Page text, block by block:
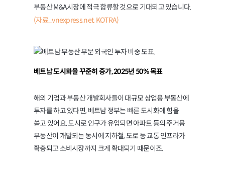
부동산 M&A시장에 적극 합류할 것으로 기대되고 있습니다.
(자료_vnexpress.net, KOTRA)
베트남 도시화율 꾸준히 증가, 2025년 50% 목표
해외 기업과 부동산 개발회사들이 대규모 상업용 부동산에
투자를 하고 있다면, 베트남 정부는 빠른 도시화에 힘을
쏟고 있어요. 도시로 인구가 유입되면 아파트 등의 주거용
부동산이 개발되는 동시에 지하철, 도로 등 교통 인프라가
확충되고 소비시장까지 크게 확대되기 때문이죠.